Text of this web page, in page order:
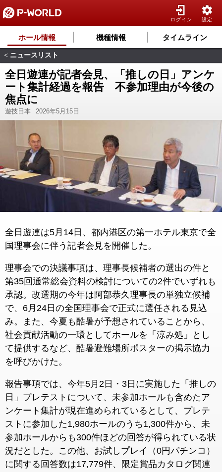
ログイン 設定
ホール情報 機種情報 タイムライン
< ニュースリスト
全日遊連が記者会見、「推しの日」アンケ
ート集計経過を報告 不参加理由が今後の
焦点に
遊技日本 2026年5月15日
全日遊連は5月14日、都内港区の第一ホテル東京で全
国理事会に伴う記者会見を開催した。
理事会での決議事項は、理事長候補者の選出の件と
第35回通常総会資料の検討についての2件でいずれも
承認。改選期の今年は阿部恭久理事長の単独立候補
で、6月24日の全国理事会で正式に選任される見込
み。また、今夏も酷暑が予想されていることから、
社会貢献活動の一環としてホールを「涼み処」とし
て提供するなど、酷暑避難場所ポスターの掲示協力
を呼びかけた。
報告事項では、今年5月2日・3日に実施した「推しの
日」プレテストについて、未参加ホールも含めたア
ンケート集計が現在進められているとして、プレテ
ストに参加した1,980ホールのうち1,300件から、未
参加ホールからも300件ほどの回答が得られている状
況だとした。この他、お試しプレイ（0円パチンコ）
に関する回答数は17,779件、限定賞品カタログ関連